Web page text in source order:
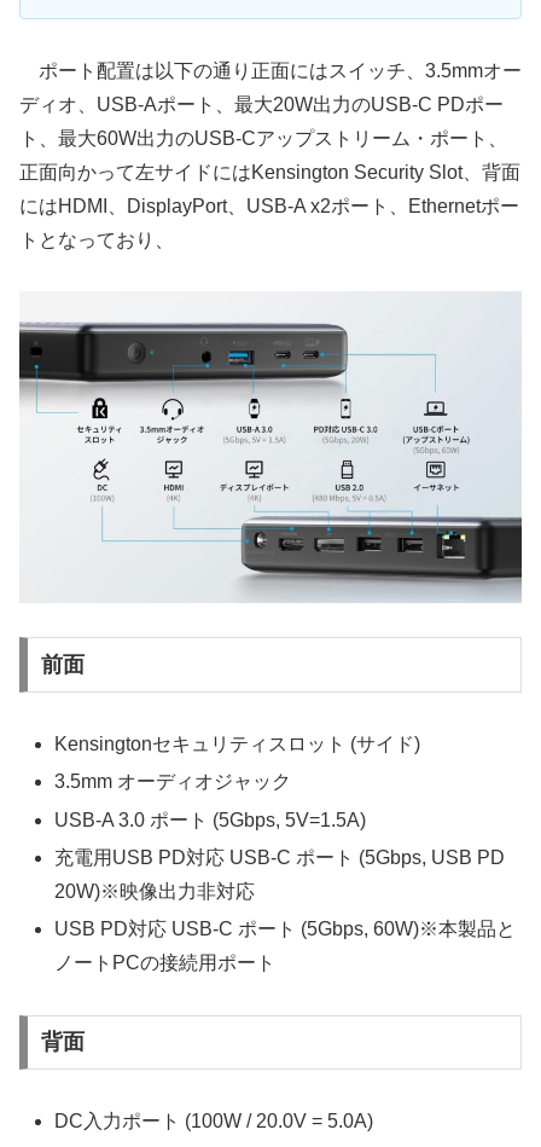
ポート配置は以下の通り正面にはスイッチ、3.5mmオー
ディオ、USB-Aポート、最大20W出力のUSB-C PDポー
ト、最大60W出力のUSB-Cアップストリーム・ポート、
正面向かって左サイドにはKensington Security Slot、背面
にはHDMI、DisplayPort、USB-A x2ポート、Ethernetポー
トとなっており、
前面
Kensingtonセキュリティスロット (サイド)
3.5mm オーディオジャック
USB-A 3.0 ポート (5Gbps, 5V=1.5A)
充電用USB PD対応 USB-C ポート (5Gbps, USB PD
20W)※映像出力非対応
USB PD対応 USB-C ポート (5Gbps, 60W)※本製品と
ノートPCの接続用ポート
背面
DC入力ポート (100W / 20.0V = 5.0A)